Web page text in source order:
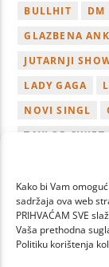
Kako bi Vam
sadržaja ova web
PRIHVAĆAM SVE
Vaša prethodna
Politiku korištenja
BULLHIT
DM
GLAZBENA
JUTARNJI
LADY GAGA
NOVI SINGL
TAYLOR SWIFT